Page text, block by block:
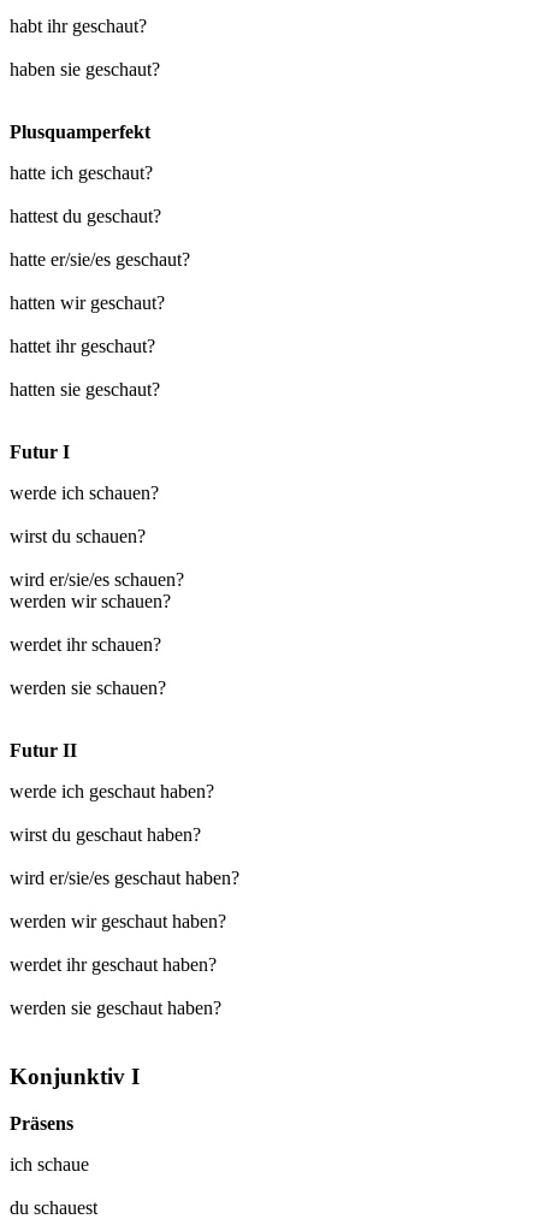
habt ihr geschaut?
haben sie geschaut?
Plusquamperfekt
hatte ich geschaut?
hattest du geschaut?
hatte er/sie/es geschaut?
hatten wir geschaut?
hattet ihr geschaut?
hatten sie geschaut?
Futur I
werde ich schauen?
wirst du schauen?
wird er/sie/es schauen?
werden wir schauen?
werdet ihr schauen?
werden sie schauen?
Futur II
werde ich geschaut haben?
wirst du geschaut haben?
wird er/sie/es geschaut haben?
werden wir geschaut haben?
werdet ihr geschaut haben?
werden sie geschaut haben?
Konjunktiv I
Präsens
ich schaue
du schauest